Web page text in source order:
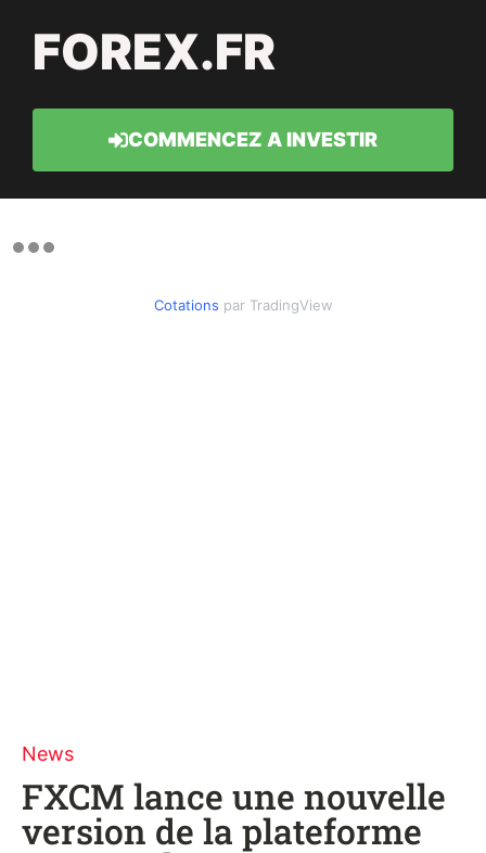
FOREX.FR
COMMENCEZ A INVESTIR
Cotations par TradingView
News
FXCM lance une nouvelle
version de la plateforme